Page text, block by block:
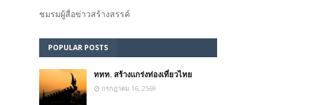
ชมรม​ผู้สื่อข่าวสร้างสรรค์​
POPULAR POSTS
ททท. สร้างแกร่งท่องเที่ยวไทย
กรกฎาคม 16, 2569